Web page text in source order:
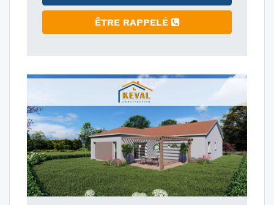
ÊTRE RAPPELÉ